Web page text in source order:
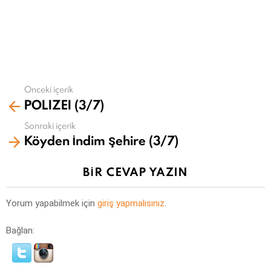
Daha
fazla
Önceki içerik
POLIZEI (3/7)
Sonraki içerik
Köyden İndim Şehire (3/7)
BIR CEVAP YAZIN
Yorum yapabilmek için giriş yapmalısınız.
Bağlan: